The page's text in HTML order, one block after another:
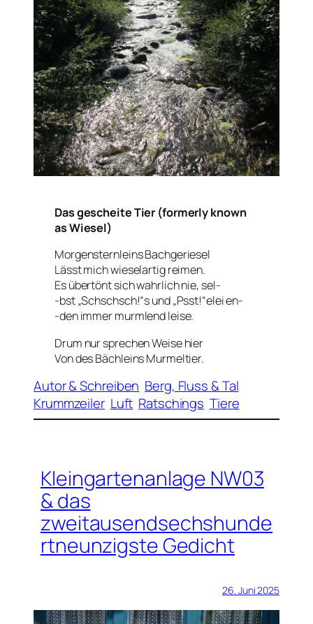
Das gescheite Tier (formerly known
as Wiesel)
Morgensternleins Bachgeriesel
Lässt mich wieselartig reimen.
Es übertönt sich wahrlich nie, sel-
-bst „Schschsch!“s und „Psst!“elei en-
-den immer murmlend leise.
Drum nur sprechen Weise hier
Von des Bächleins Murmeltier.
Autor & Schreiben Berg, Fluss & Tal
Krummzeiler Luft Ratschings Tiere
Kleingartenanlage NW03
& das
zweitausendsechshunde
rtneunzigste Gedicht
26. Juni 2025